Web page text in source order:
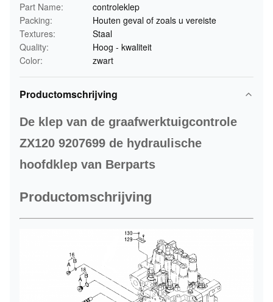
Part Name:
controleklep
Packing:
Houten geval of zoals u vereiste
Textures:
Staal
Quality:
Hoog - kwaliteit
Color:
zwart
Productomschrijving
De klep van de graafwerktuigcontrole
ZX120 9207699 de hydraulische
hoofdklep van Berparts
Productomschrijving